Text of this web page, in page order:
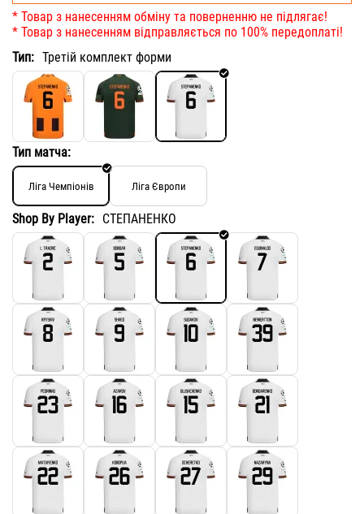
* Товар з нанесенням обміну та поверненню не підлягає!
* Товар з нанесенням відправляється по 100% передоплаті!
Тип: Третій комплект форми
Тип матча:
Ліга Чемпіонів Ліга Європи
Shop By Player: СТЕПАНЕНКО